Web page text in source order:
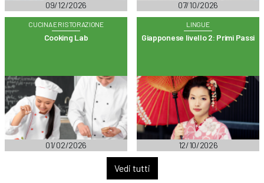
09/12/2026 07/10/2026
CUCINA E RISTORAZIONE
Cooking Lab
01/02/2026
LINGUE
Giapponese livello 2: Primi Passi
12/10/2026
Vedi tutti